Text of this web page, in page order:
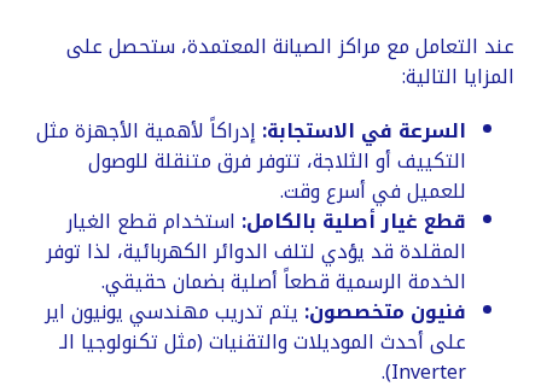
​عند التعامل مع مراكز الصيانة المعتمدة، ستحصل على
المزايا التالية:
السرعة في الاستجابة: إدراكاً لأهمية الأجهزة مثل
التكييف أو الثلاجة، تتوفر فرق متنقلة للوصول
للعميل في أسرع وقت.
قطع غيار أصلية بالكامل: استخدام قطع الغيار
المقلدة قد يؤدي لتلف الدوائر الكهربائية، لذا توفر
الخدمة الرسمية قطعاً أصلية بضمان حقيقي.
فنيون متخصصون: يتم تدريب مهندسي يونيون اير
على أحدث الموديلات والتقنيات (مثل تكنولوجيا الـ
Inverter).